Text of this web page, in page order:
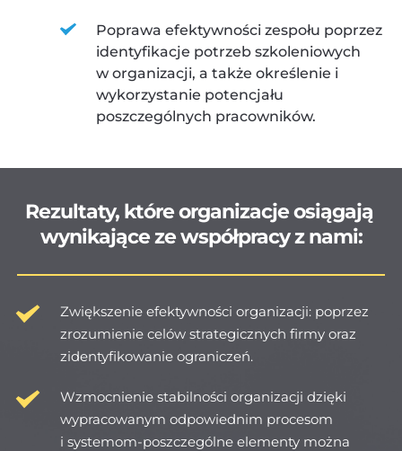
Poprawa efektywności zespołu poprzez
identyfikacje potrzeb szkoleniowych
w organizacji, a także określenie i
wykorzystanie potencjału
poszczególnych pracowników.
Rezultaty, które organizacje osiągają
wynikające ze współpracy z nami:
Zwiększenie efektywności organizacji: poprzez
zrozumienie celów strategicznych firmy oraz
zidentyfikowanie ograniczeń.
Wzmocnienie stabilności organizacji dzięki
wypracowanym odpowiednim procesom
i systemom-poszczególne elementy można